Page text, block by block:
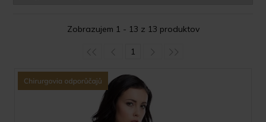
Zobrazujem 1 - 13 z 13 produktov
1